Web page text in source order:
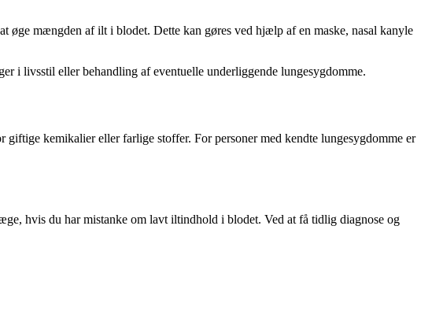
mængden af ilt i blodet. Dette kan gøres ved hjælp af en maske, nasal kanyle
i livsstil eller behandling af eventuelle underliggende lungesygdomme.
kemikalier eller farlige stoffer. For personer med kendte lungesygdomme er
hvis du har mistanke om lavt iltindhold i blodet. Ved at få tidlig diagnose og